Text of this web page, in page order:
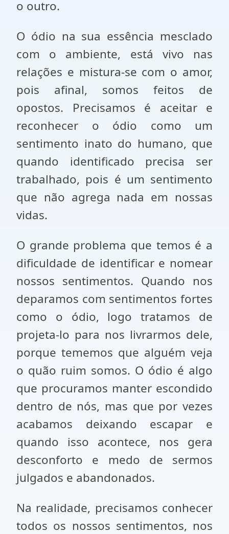
o outro.
O ódio na sua essência mesclado
com o ambiente, está vivo nas
relações e mistura-se com o amor,
pois afinal, somos feitos de
opostos. Precisamos é aceitar e
reconhecer o ódio como um
sentimento inato do humano, que
quando identificado precisa ser
trabalhado, pois é um sentimento
que não agrega nada em nossas
vidas.
O grande problema que temos é a
dificuldade de identificar e nomear
nossos sentimentos. Quando nos
deparamos com sentimentos fortes
como o ódio, logo tratamos de
projeta-lo para nos livrarmos dele,
porque tememos que alguém veja
o quão ruim somos. O ódio é algo
que procuramos manter escondido
dentro de nós, mas que por vezes
acabamos deixando escapar e
quando isso acontece, nos gera
desconforto e medo de sermos
julgados e abandonados.
Na realidade, precisamos conhecer
todos os nossos sentimentos, nos